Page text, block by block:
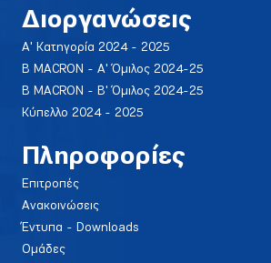
Διοργανώσεις
Α' Κατηγορία 2024 - 2025
Β MACRON - Α' Όμιλος 2024-25
Β MACRON - Β' Όμιλος 2024-25
Κύπελλο 2024 - 2025
Πληροφορίες
Επιτροπές
Ανακοινώσεις
Έντυπα - Downloads
Ομάδες